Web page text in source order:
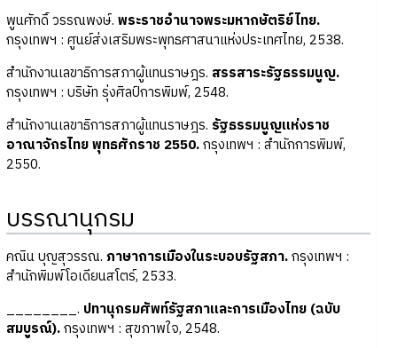
พูนศักดิ์ วรรณพงษ์. พระราชอำนาจพระมหากษัตริย์ไทย.
กรุงเทพฯ : ศูนย์ส่งเสริมพระพุทธศาสนาแห่งประเทศไทย, 2538.
สำนักงานเลขาธิการสภาผู้แทนราษฎร. สรรสาระรัฐธรรมนูญ.
กรุงเทพฯ : บริษัท รุ่งศิลป์การพิมพ์, 2548.
สำนักงานเลขาธิการสภาผู้แทนราษฎร. รัฐธรรมนูญแห่งราช
อาณาจักรไทย พุทธศักราช 2550.กรุงเทพฯ : สำนักการพิมพ์,
2550.
บรรณานุกรม
คณิน บุญสุวรรณ. ภาษาการเมืองในระบอบรัฐสภา.กรุงเทพฯ :
สำนักพิมพ์โอเดียนสโตร์, 2533.
________. ปทานุกรมศัพท์รัฐสภาและการเมืองไทย (ฉบับ
สมบูรณ์).กรุงเทพฯ : สุขภาพใจ, 2548.